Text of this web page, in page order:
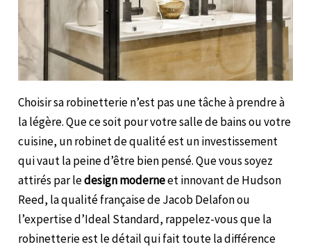
Choisir sa robinetterie n’est pas une tâche à prendre à
la légère. Que ce soit pour votre salle de bains ou votre
cuisine, un robinet de qualité est un investissement
qui vaut la peine d’être bien pensé. Que vous soyez
attirés par ledesign moderneet innovant de Hudson
Reed, la qualité française de Jacob Delafon ou
l’expertise d’Ideal Standard, rappelez-vous que la
robinetterie est le détail qui fait toute la différence